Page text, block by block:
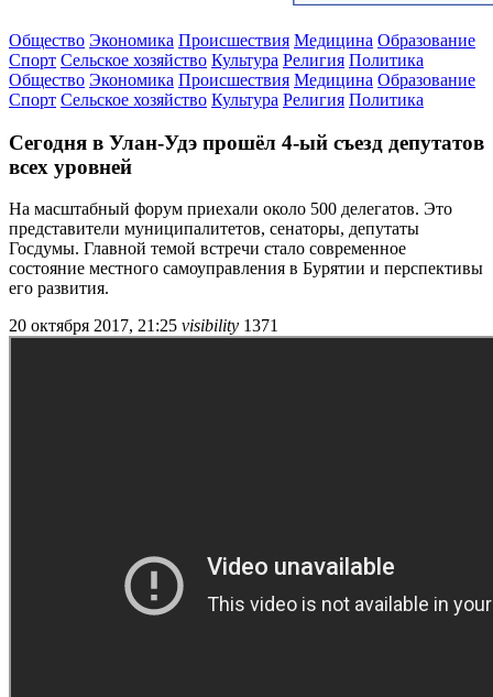
Общество Экономика Происшествия Медицина Образование
Спорт Сельское хозяйство Культура Религия Политика
Общество Экономика Происшествия Медицина Образование
Спорт Сельское хозяйство Культура Религия Политика
Сегодня в Улан-Удэ прошёл 4-ый съезд депутатов
всех уровней
На масштабный форум приехали около 500 делегатов. Это
представители муниципалитетов, сенаторы, депутаты
Госдумы. Главной темой встречи стало современное
состояние местного самоуправления в Бурятии и перспективы
его развития.
20 октября 2017, 21:25 visibility 1371